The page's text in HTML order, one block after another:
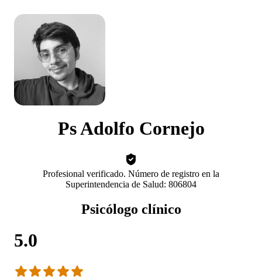
Ps Adolfo Cornejo
Profesional verificado. Número de registro en la
Superintendencia de Salud: 806804
Psicólogo clínico
5.0